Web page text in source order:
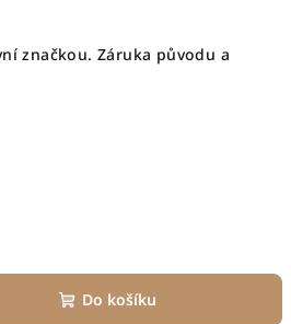
značkou. Záruka původu a
Do košíku